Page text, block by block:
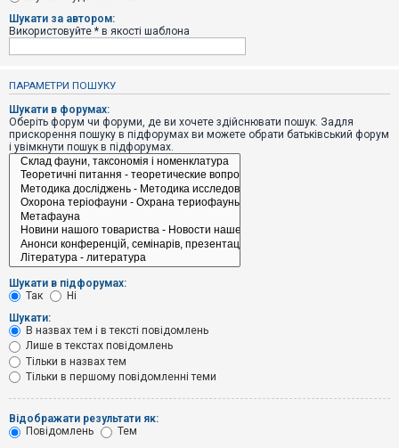
м
и
б
і
п
о
в
і
д
в
н
т
е
м
и
о
ш
Шукати за автором:
Використовуйте * в якості шаблона
ПАРАМЕТРИ ПОШУКУ
Шукати в форумах:
Оберіть форум чи форуми, де ви хочете здійснювати пошук. Задля
прискорення пошуку в підфорумах ви можете обрати батьківський форум
і увімкнути пошук в підфорумах.
Шукати в підфорумах:
Так
Ні
Шукати:
В назвах тем і в тексті повідомлень
Лише в текстах повідомлень
Тільки в назвах тем
Тільки в першому повідомленні теми
Відображати результати як:
Повідомлень
Тем